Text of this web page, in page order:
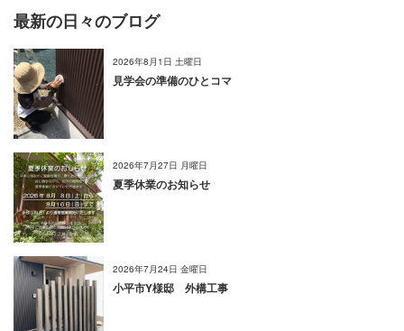
最新の日々のブログ
2026年8月1日 土曜日
見学会の準備のひとコマ
2026年7月27日 月曜日
夏季休業のお知らせ
2026年7月24日 金曜日
小平市Y様邸 外構工事